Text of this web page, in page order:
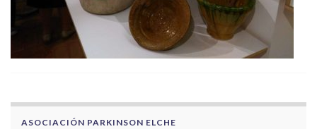
ASOCIACIÓN PARKINSON ELCHE